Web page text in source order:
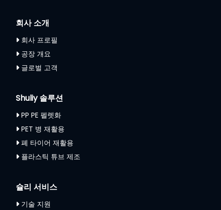
회사 소개
회사 프로필
공장 개요
글로벌 고객
Shuliy 솔루션
PP PE 펠렛화
PET 병 재활용
폐 타이어 재활용
플라스틱 튜브 제조
슐리 서비스
기술 지원